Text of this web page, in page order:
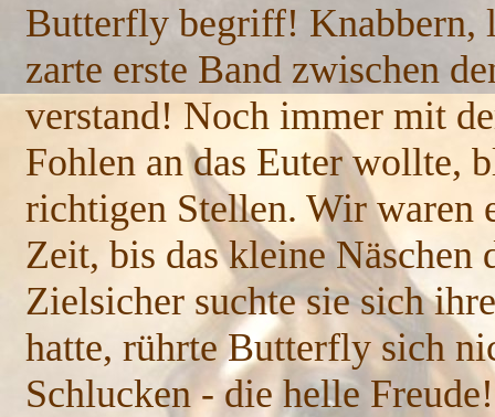
Butterfly begriff! Knabbern,
zarte erste Band zwischen
verstand! Noch immer mit
Fohlen an das Euter wollte,
richtigen Stellen. Wir waren
Zeit, bis das kleine
Zielsicher suchte sie sich
hatte, rührte Butterfly sich
Schlucken - die helle Freude!